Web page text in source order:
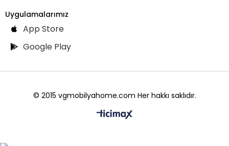
Uygulamalarımız
App Store
Google Play
© 2015 vgmobilyahome.com Her hakkı saklıdır.